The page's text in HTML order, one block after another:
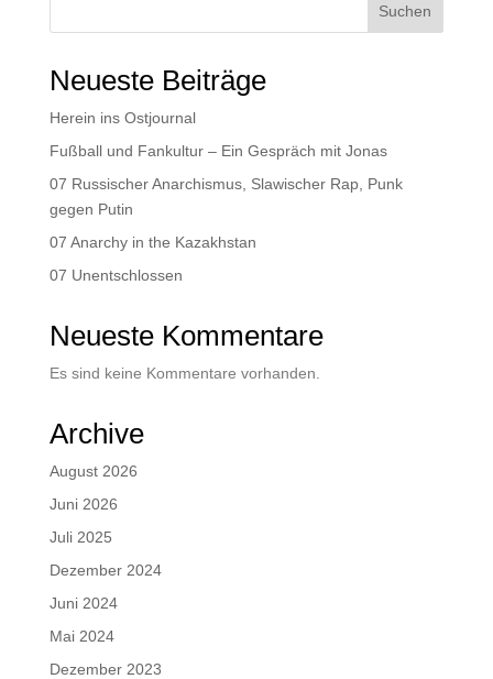
Suchen
Neueste Beiträge
Herein ins Ostjournal
Fußball und Fankultur – Ein Gespräch mit Jonas
07 Russischer Anarchismus, Slawischer Rap, Punk
gegen Putin
07 Anarchy in the Kazakhstan
07 Unentschlossen
Neueste Kommentare
Es sind keine Kommentare vorhanden.
Archive
August 2026
Juni 2026
Juli 2025
Dezember 2024
Juni 2024
Mai 2024
Dezember 2023